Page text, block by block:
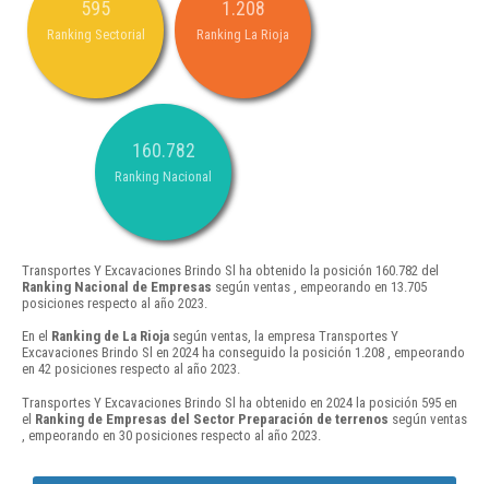
595
Ranking Sectorial
1.208
Ranking La Rioja
160.782
Ranking Nacional
Transportes Y Excavaciones Brindo Sl ha obtenido la posición 160.782 del
Ranking Nacional de Empresas según ventas , empeorando en 13.705
posiciones respecto al año 2023.
En el Ranking de La Rioja según ventas, la empresa Transportes Y
Excavaciones Brindo Sl en 2024 ha conseguido la posición 1.208 , empeorando
en 42 posiciones respecto al año 2023.
Transportes Y Excavaciones Brindo Sl ha obtenido en 2024 la posición 595 en
el Ranking de Empresas del Sector Preparación de terrenos según ventas
, empeorando en 30 posiciones respecto al año 2023.